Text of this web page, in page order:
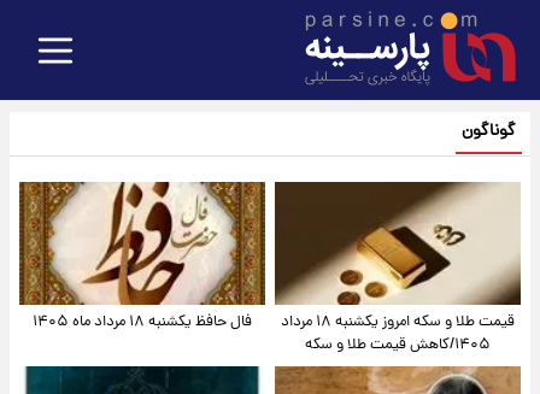
گوناگون
قیمت طلا و سکه امروز یکشنبه ۱۸ مرداد
۱۴۰۵/کاهش قیمت طلا و سکه
فال حافظ یکشنبه ۱۸ مرداد ماه ۱۴۰۵